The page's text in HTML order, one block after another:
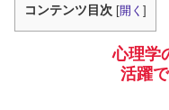
コンテンツ目次 [開く ]
心理学
活躍